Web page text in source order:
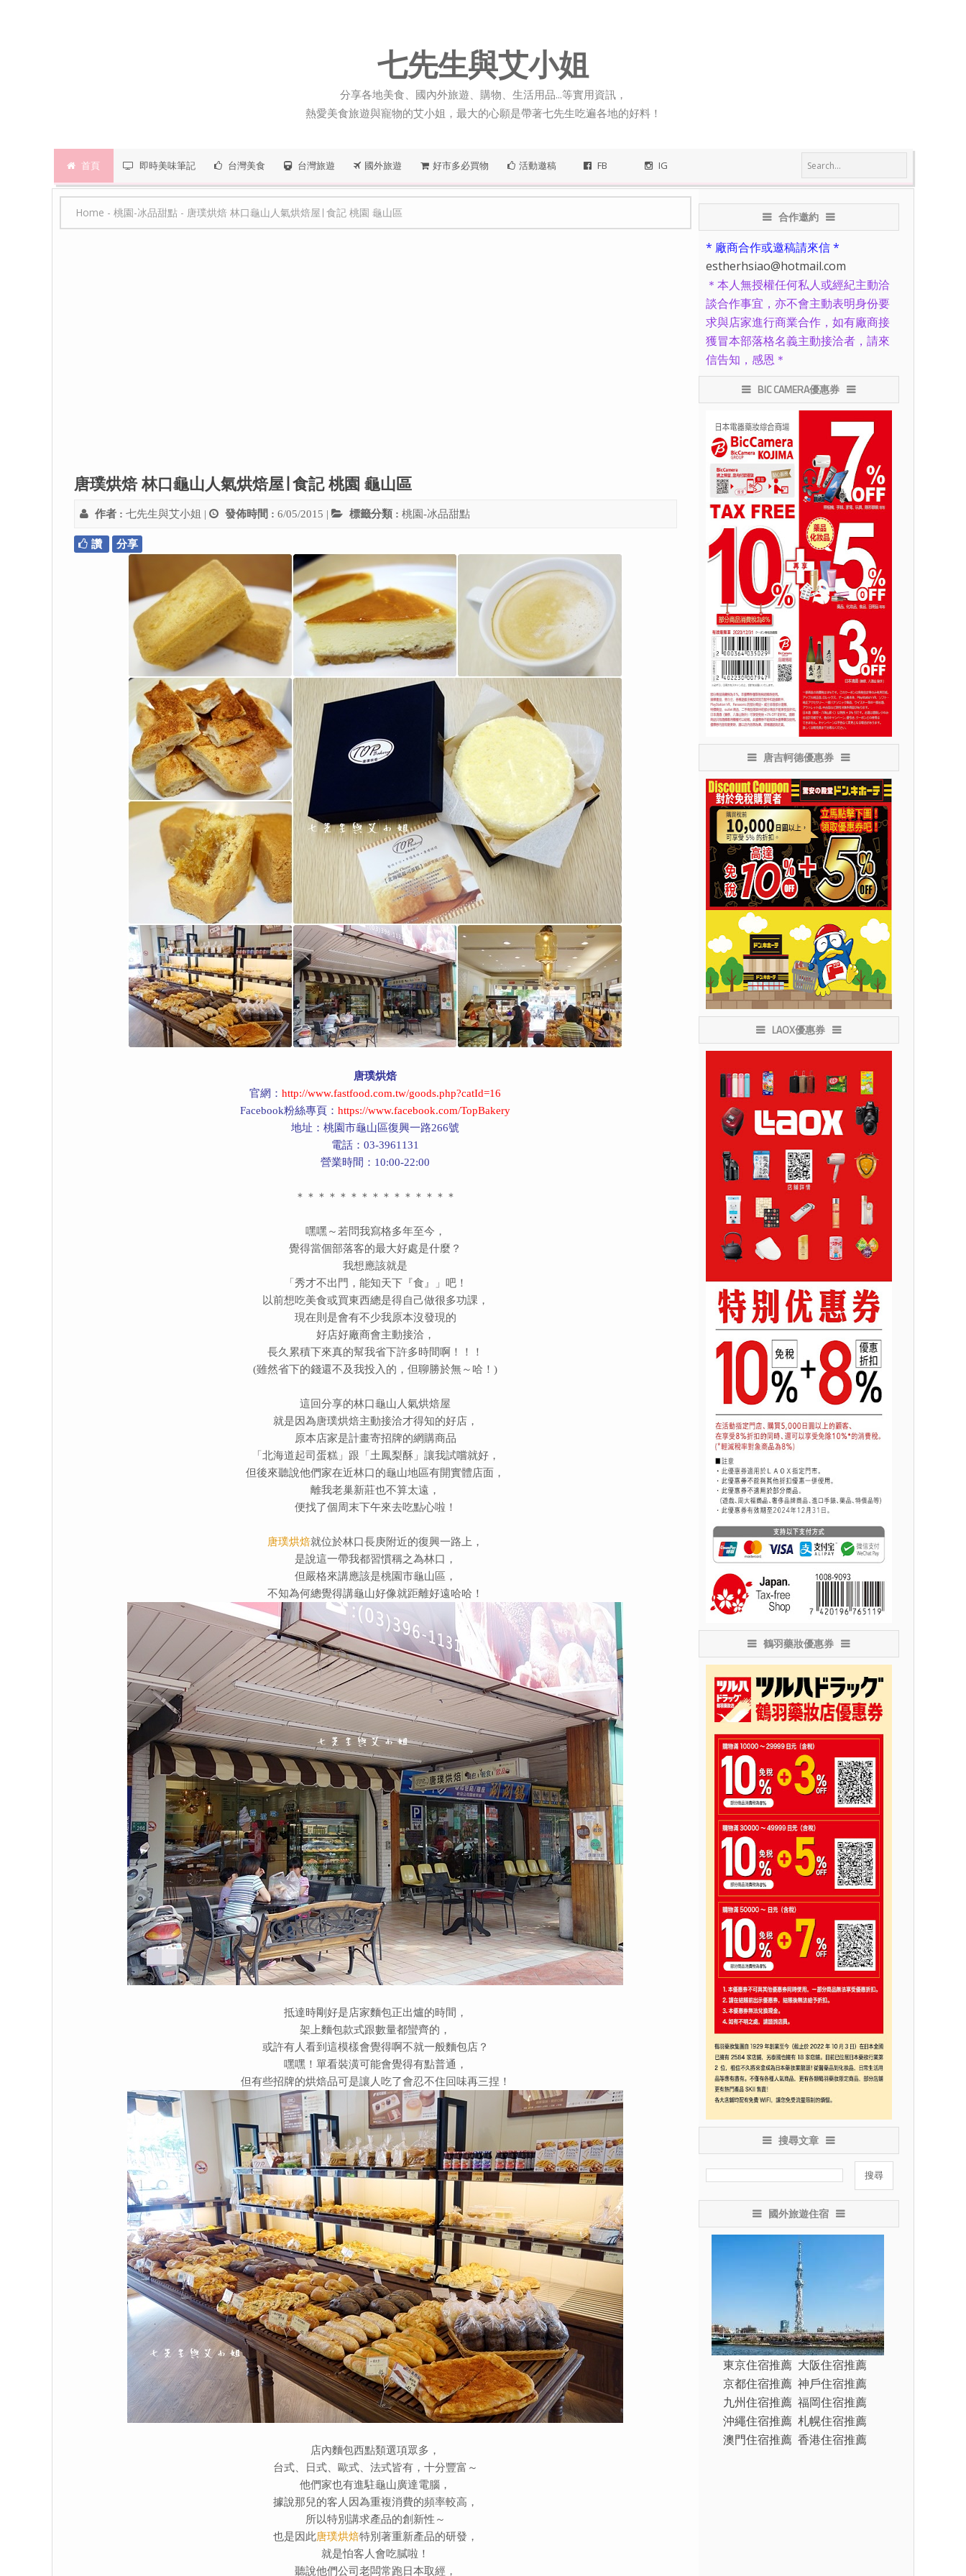
七先生與艾小姐
分享各地美食、國內外旅遊、購物、生活用品...等實用資訊，
熱愛美食旅遊與寵物的艾小姐，最大的心願是帶著七先生吃遍各地的好料！
首頁 即時美味筆記 台灣美食 台灣旅遊 國外旅遊 好市多必買物 活動邀稿 FB IG
Home - 桃園-冰品甜點 - 唐璞烘焙 林口龜山人氣烘焙屋∣ 食記 桃園 龜山區
唐璞烘焙 林口龜山人氣烘焙屋∣ 食記 桃園 龜山區
作者 : 七先生與艾小姐 | 發佈時間 : 6/05/2015 | 標籤分類 : 桃園-冰品甜點
讚 分享
唐璞烘焙
官網：http://www.fastfood.com.tw/goods.php?catId=16
Facebook粉絲專頁：https://www.facebook.com/TopBakery
地址：桃園市龜山區復興一路266號
電話：03-3961131
營業時間：10:00-22:00
＊＊＊＊＊＊＊＊＊＊＊＊＊＊＊
嘿嘿～若問我寫格多年至今，
覺得當個部落客的最大好處是什麼？
我想應該就是
「秀才不出門，能知天下『食』」吧！
以前想吃美食或買東西總是得自己做很多功課，
現在則是會有不少我原本沒發現的
好店好廠商會主動接洽，
長久累積下來真的幫我省下許多時間啊！！！
(雖然省下的錢還不及我投入的，但聊勝於無～哈！)
這回分享的林口龜山人氣烘焙屋
就是因為唐璞烘焙主動接洽才得知的好店，
原本店家是計畫寄招牌的網購商品
「北海道起司蛋糕」跟「土鳳梨酥」讓我試嚐就好，
但後來聽說他們家在近林口的龜山地區有開實體店面，
離我老巢新莊也不算太遠，
便找了個周末下午來去吃點心啦！
唐璞烘焙就位於林口長庚附近的復興一路上，
是說這一帶我都習慣稱之為林口，
但嚴格來講應該是桃園市龜山區，
不知為何總覺得講龜山好像就距離好遠哈哈！
抵達時剛好是店家麵包正出爐的時間，
架上麵包款式跟數量都蠻齊的，
或許有人看到這模樣會覺得啊不就一般麵包店？
嘿嘿！單看裝潢可能會覺得有點普通，
但有些招牌的烘焙品可是讓人吃了會忍不住回味再三捏！
店內麵包西點類選項眾多，
台式、日式、歐式、法式皆有，十分豐富～
他們家也有進駐龜山廣達電腦，
據說那兒的客人因為重複消費的頻率較高，
所以特別講求產品的創新性～
也是因此唐璞烘焙特別著重新產品的研發，
就是怕客人會吃膩啦！
聽說他們公司老闆常跑日本取經，
合作邀約
* 廠商合作或邀稿請來信 *
estherhsiao@hotmail.com
＊本人無授權任何私人或經紀主動洽
談合作事宜，亦不會主動表明身份要
求與店家進行商業合作，如有廠商接
獲冒本部落格名義主動接洽者，請來
信告知，感恩＊
BIC CAMERA優惠券
唐吉軻德優惠券
LAOX優惠券
鶴羽藥妝優惠券
搜尋文章
國外旅遊住宿
東京住宿推薦 大阪住宿推薦
京都住宿推薦 神戶住宿推薦
九州住宿推薦 福岡住宿推薦
沖繩住宿推薦 札幌住宿推薦
澳門住宿推薦 香港住宿推薦